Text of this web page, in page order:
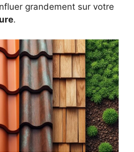
grandement sur votre
.